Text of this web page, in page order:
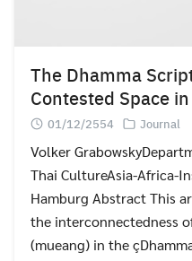
The Dhamma
Contested Space
01/12/2554 Journal
Volker
Thai CultureAsia-Africa-
Hamburg Abstract This
the interconnectedness
(mueang) in the